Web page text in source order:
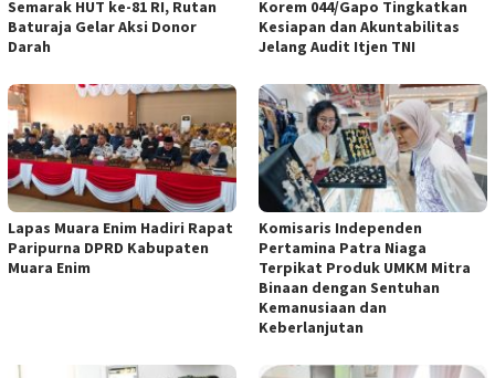
Semarak HUT ke-81 RI, Rutan
Baturaja Gelar Aksi Donor
Darah
Korem 044/Gapo Tingkatkan
Kesiapan dan Akuntabilitas
Jelang Audit Itjen TNI
Lapas Muara Enim Hadiri Rapat
Paripurna DPRD Kabupaten
Muara Enim
Komisaris Independen
Pertamina Patra Niaga
Terpikat Produk UMKM Mitra
Binaan dengan Sentuhan
Kemanusiaan dan
Keberlanjutan